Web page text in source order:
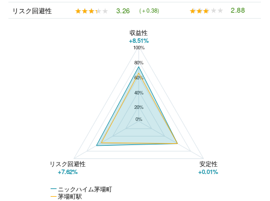
リスク回避性
★★★★★
★★★★★ 3.26 (＋0.38) ★★★★★
★★★★★ 2.88
ニックハイム茅場町と茅場町駅の平均値の総合評価の比較
100%
80%
60%
40%
20%
0%
ニックハイム茅場町
茅場町駅
収益性
+8.51%
リスク回避性
+7.62%
安定性
+0.01%